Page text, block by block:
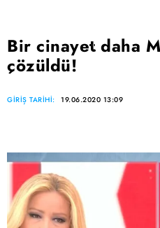
Bir cinayet daha
çözüldü!
GİRİŞ TARİHİ: 19.06.2020 13:09